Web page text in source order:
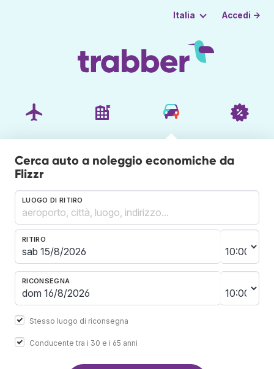
Italia Accedi →
Cerca auto a noleggio economiche da
Flizzr
LUOGO DI RITIRO
RITIRO
RICONSEGNA
Stesso luogo di riconsegna
Conducente tra i 30 e i 65 anni